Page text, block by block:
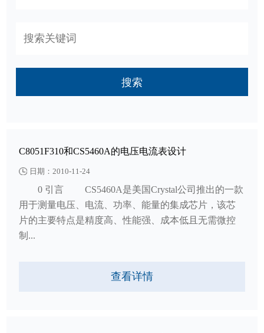
搜索
C8051F310和CS5460A的电压电流表设计
日期：2010-11-24
0 引言 CS5460A是美国Crystal公司推出的一款
用于测量电压、电流、功率、能量的集成芯片，该芯
片的主要特点是精度高、性能强、成本低且无需微控
制...
查看详情